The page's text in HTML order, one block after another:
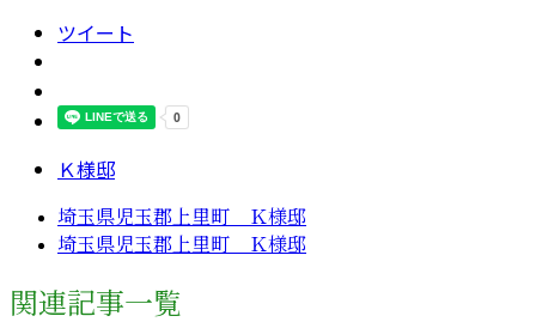
ツイート
Ｋ様邸
埼玉県児玉郡上里町 Ｋ様邸
埼玉県児玉郡上里町 Ｋ様邸
関連記事一覧